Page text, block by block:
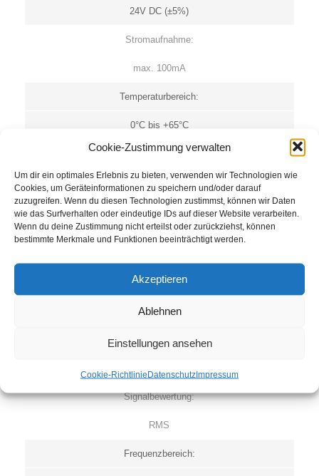
Cookie-Zustimmung verwalten
Um dir ein optimales Erlebnis zu bieten, verwenden wir Technologien wie
Cookies, um Geräteinformationen zu speichern und/oder darauf
zuzugreifen. Wenn du diesen Technologien zustimmst, können wir Daten
wie das Surfverhalten oder eindeutige IDs auf dieser Website verarbeiten.
Wenn du deine Zustimmung nicht erteilst oder zurückziehst, können
bestimmte Merkmale und Funktionen beeinträchtigt werden.
Akzeptieren
Ablehnen
Einstellungen ansehen
Cookie-RichtlinieDatenschutzImpressum
24V DC (±5%)
Stromaufnahme:
max. 100mA
Temperaturbereich:
0°C bis +65°C
Schutzart:
IP68
Gewicht:
1.290g
2m, SD 90 C, 7 x 0,34mm², abgeschirmt, Mantelmaterial:
PUR min. Biegeradius: 20cm
Messbereich:
Signalbewertung:
RMS
Frequenzbereich: